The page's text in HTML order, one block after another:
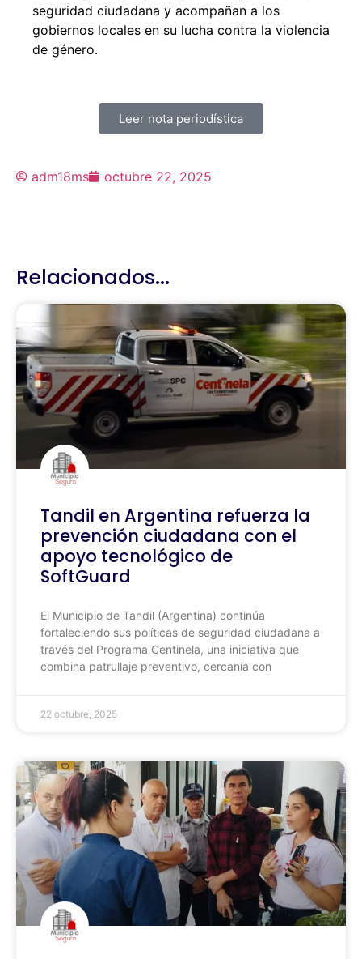
seguridad ciudadana y acompañan a los
gobiernos locales en su lucha contra la violencia
de género.
Leer nota periodística
adm18ms octubre 22, 2025
Relacionados...
Tandil en Argentina refuerza la
prevención ciudadana con el
apoyo tecnológico de
SoftGuard
El Municipio de Tandil (Argentina) continúa
fortaleciendo sus políticas de seguridad ciudadana a
través del Programa Centinela, una iniciativa que
combina patrullaje preventivo, cercanía con
22 octubre, 2025